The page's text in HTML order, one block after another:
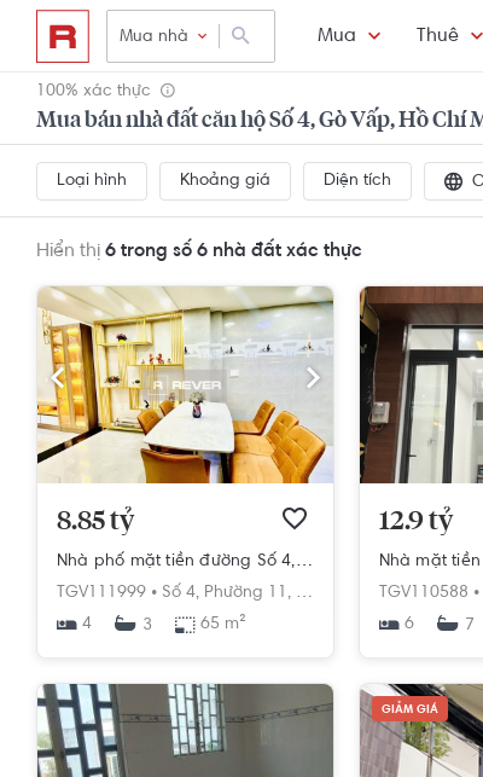
Mua nhà Mua Thuê
100% xác thực
Mua bán nhà đất căn hộ Số 4, Gò Vấp, Hồ Chí
Loại hình Khoảng giá Diện tích
Hiển thị 6 trong số 6 nhà đất xác thực
8.85 tỷ
Nhà phố mặt tiền đường Số 4, diện tích đất 65m2 rộng thoáng.
TGV111999 • Số 4, Phường 11, Gò Vấp,
Hồ Chí Minh
4
3 65 m²
12.9 tỷ
TGV110588 •
6
7
GIẢM GIÁ